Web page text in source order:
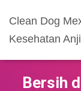
Clean Dog
Kesehatan
Bersih